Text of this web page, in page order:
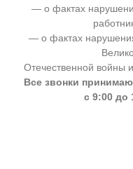
— о фактах
— о фактах
Отечественной войны
Все звонки
с 9:00 до